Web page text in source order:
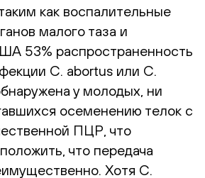
как воспалительные
малого таза и
53% распространенность
C. abortus или C.
у молодых, ни
осеменению телок с
ПЦР, что
что передача
Хотя C.